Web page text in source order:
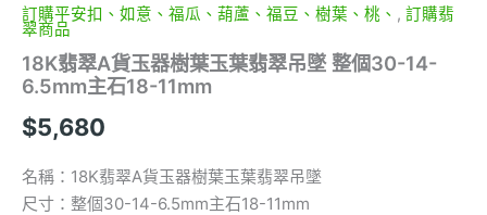
訂購平安扣、如意、福瓜、葫蘆、福豆、樹葉、桃、 , 訂購翡
翠商品
18K翡翠A貨玉器樹葉玉葉翡翠吊墜 整個30-14-
6.5mm主石18-11mm
$5,680
名稱：18K翡翠A貨玉器樹葉玉葉翡翠吊墜
尺寸：整個30-14-6.5mm主石18-11mm
18-
11mm
數
量